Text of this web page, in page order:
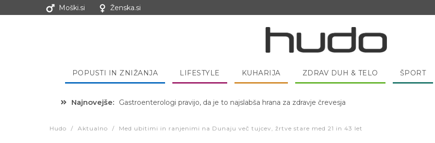
Moški.si Ženska.si
POPUSTI IN ZNIŽANJA LIFESTYLE KUHARIJA ZDRAV DUH & TELO ŠPORT
Najnovejše: Hibernacijska dieta: Zakaj je pred spanjem dobro pojesti žlico medu?
Hudo / Aktualno / Med ubitimi in ranjenimi na Dunaju več tujcev, žrtve stare med 21 in 43 let